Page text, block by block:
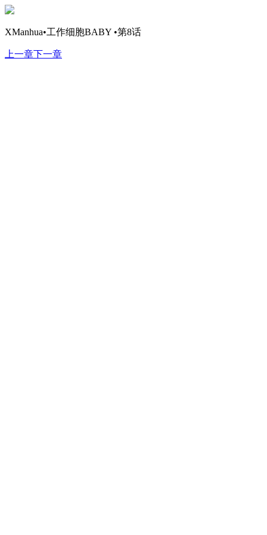
XManhua•工作细胞BABY •第8话
上一章下一章